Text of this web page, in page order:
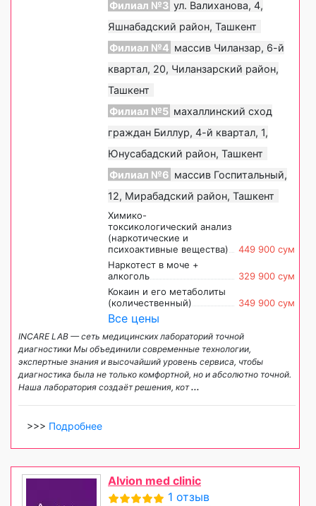
Филиал №3 ул. Валиханова, 4,
Яшнабадский район, Ташкент
Филиал №4 массив Чиланзар, 6-й
квартал, 20, Чиланзарский район,
Ташкент
Филиал №5 махаллинский сход
граждан Биллур, 4-й квартал, 1,
Юнусабадский район, Ташкент
Филиал №6 массив Госпитальный,
12, Мирабадский район, Ташкент
Химико-
токсикологический анализ
(наркотические и
психоактивные вещества)
449 900 сум
Наркотест в моче +
алкоголь
329 900 сум
Кокаин и его метаболиты
(количественный)
349 900 сум
Все цены
INCARE LAB — сеть медицинских лабораторий точной
диагностики Мы объединили современные технологии,
экспертные знания и высочайший уровень сервиса, чтобы
диагностика была не только комфортной, но и абсолютно точной.
Наша лаборатория создаёт решения, кот...
>>> Подробнее
Alvion med clinic
1 отзыв